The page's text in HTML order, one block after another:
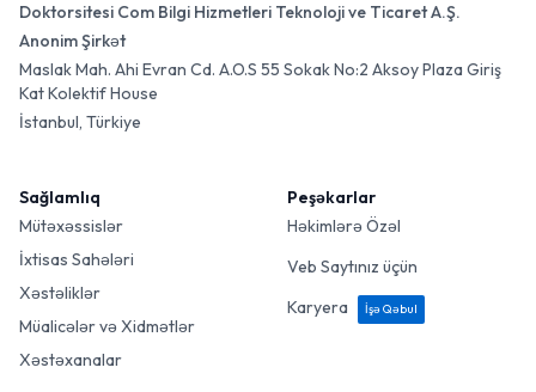
Doktorsitesi Com Bilgi Hizmetleri Teknoloji ve Ticaret A.Ş.
Anonim Şirkət
Maslak Mah. Ahi Evran Cd. A.O.S 55 Sokak No:2 Aksoy Plaza Giriş
Kat Kolektif House
İstanbul, Türkiye
Sağlamlıq
Mütəxəssislər
İxtisas Sahələri
Xəstəliklər
Müalicələr və Xidmətlər
Xəstəxanalar
Peşəkarlar
Həkimlərə Özəl
Veb Saytınız üçün
Karyera
İşə Qəbul